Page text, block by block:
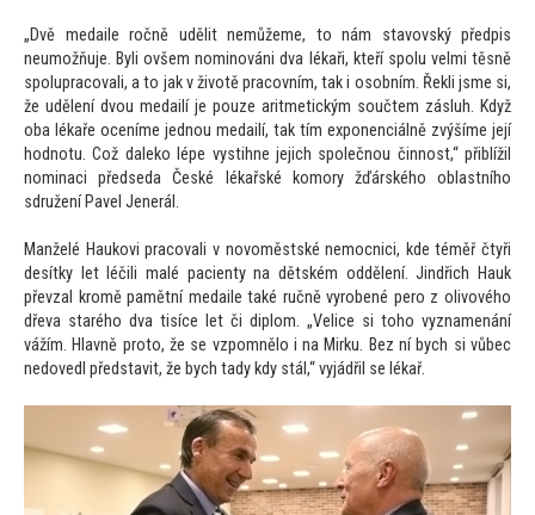
„Dvě medaile ročně udělit nemůžeme, to nám stavovský předpis
neumožňuje. Byli ovšem nominováni dva lékaři, kteří spolu velmi těsně
spolupracovali, a to jak v životě pracovním, tak i osobním. Řekli jsme si,
že udělení dvou medailí je pouze aritmetickým součtem zásluh. Když
oba lékaře oceníme jednou medailí, tak tím exponenciálně zvýšíme její
hodnotu. Což daleko lépe vystihne jejich společnou činnost,“ přiblížil
nominaci předseda České lékařské komory žďárského oblastního
sdružení Pavel Jenerál.
Manželé Haukovi pracovali v novoměstské nemocnici, kde téměř čtyři
desítky let léčili malé pacienty na dětském oddělení. Jindřich Hauk
převzal kromě pamětní medaile také ručně vyrobené pero z olivového
dřeva starého dva tisíce let či diplom. „Velice si toho vyznamenání
vážím. Hlavně proto, že se vzpomnělo i na Mirku. Bez ní bych si vůbec
nedovedl představit, že bych tady kdy stál,“ vyjádřil se lékař.